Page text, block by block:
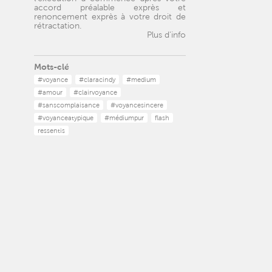
accord préalable exprès et
renoncement exprès à votre droit de
rétractation.
Plus d'info
Mots-clé
#voyance #claracindy
#medium
#amour
#clairvoyance
#sanscomplaisance
#voyancesincere
#voyanceatypique
#médiumpur
flash
ressentis